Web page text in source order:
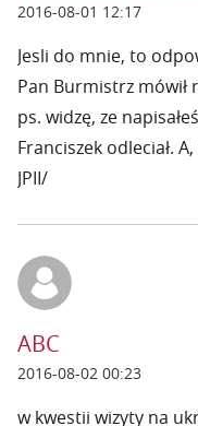
2016-08-01 12:17
Jesli do mnie, to
Pan Burmistrz mówił
ps. widzę, ze
Franciszek odleciał.
JPII/
ABC
2016-08-02 00:23
w kwestii wizyty na